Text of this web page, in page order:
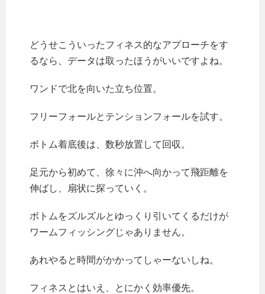
どうせこういったフィネス的なアプローチをす
るなら、データは取ったほうがいいですよね。
ワンドで北を向いた立ち位置。
フリーフォールとテンションフォールを試す。
ボトム着底後は、数秒放置して回収。
足元から初めて、徐々に沖へ向かって飛距離を
伸ばし、扇状に探っていく。
ボトムをズルズルとゆっくり引いてくるだけが
ワームフィッシングじゃありません。
あれやると時間がかかってしゃーないしね。
フィネスとはいえ、とにかく効率優先。